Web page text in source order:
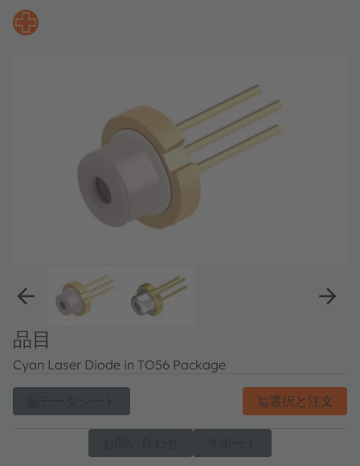
品目
Cyan Laser Diode in TO56 Package
選択と注文